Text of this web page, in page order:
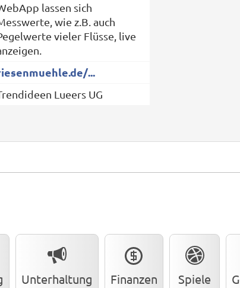
lassen sich
wie z.B. auch
vieler Flüsse, live
...
Lueers UG
Unterhaltung Finanzen Spiele